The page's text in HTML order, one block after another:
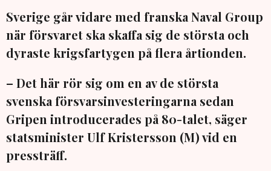
Sverige går vidare med franska Naval Group
när försvaret ska skaffa sig de största och
dyraste krigsfartygen på flera årtionden.
– Det här rör sig om en av de största
svenska försvarsinvesteringarna sedan
Gripen introducerades på 80-talet, säger
statsminister Ulf Kristersson (M) vid en
pressträff.